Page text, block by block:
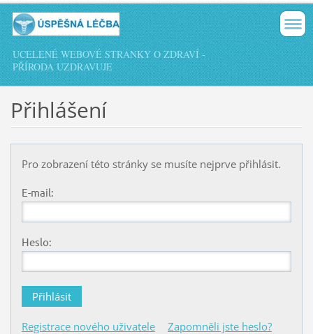
UCELENÉ WEBOVÉ STRÁNKY O ZDRAVÍ -
PŘÍRODA UZDRAVUJE
Přihlášení
Pro zobrazení této stránky se musíte nejprve přihlásit.
E-mail:
Heslo:
Registrace nového uživatele Zapomněli jste heslo?